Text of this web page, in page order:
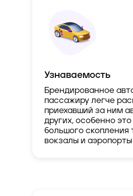
Узнаваемость
Брендированное
пассажиру легче
приехавший за ним
других, особенно
большого скопления
вокзалы и аэропорты